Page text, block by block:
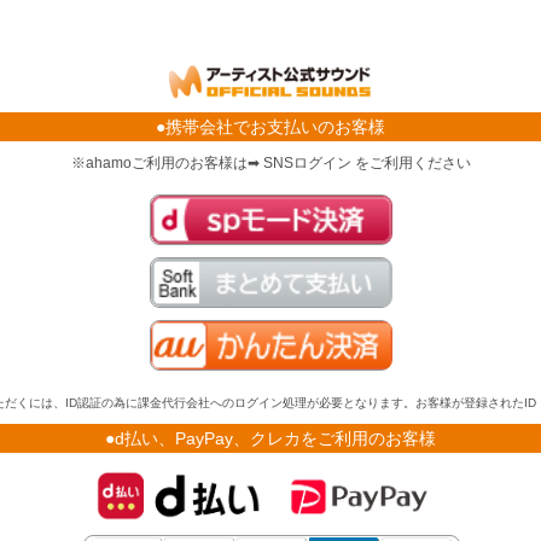
●携帯会社でお支払いのお客様
※ahamoご利用のお客様は➡ SNSログイン をご利用ください
くには、ID認証の為に課金代行会社へのログイン処理が必要となります。お客様が登録されたID
●d払い、PayPay、クレカをご利用のお客様